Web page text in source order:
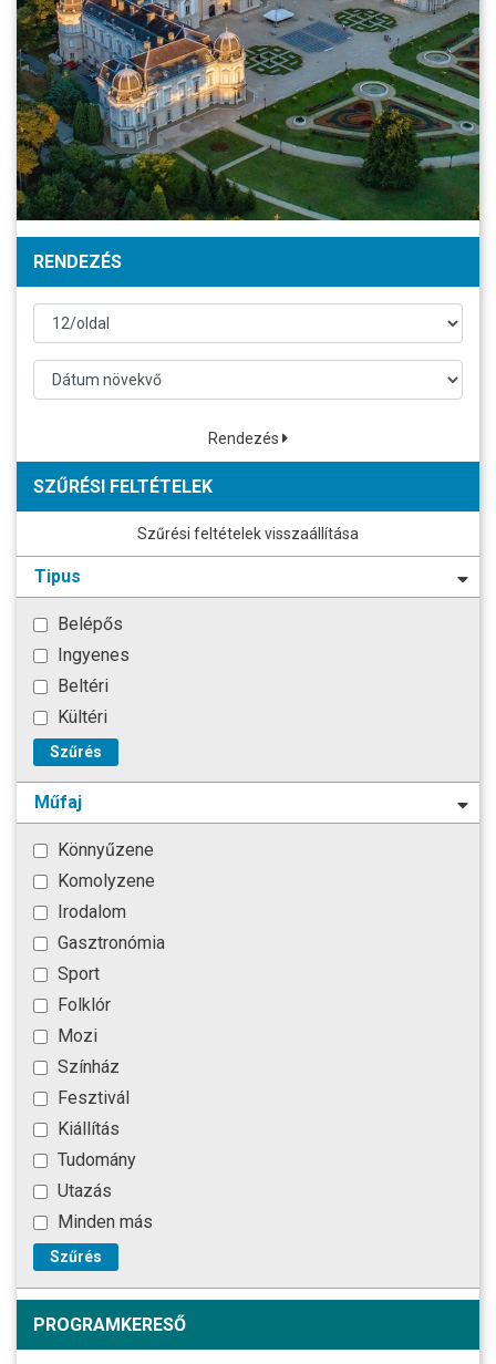
RENDEZÉS
Rendezés
SZŰRÉSI FELTÉTELEK
Szűrési feltételek visszaállítása
Tipus
Belépős
Ingyenes
Beltéri
Kültéri
Szűrés
Műfaj
Könnyűzene
Komolyzene
Irodalom
Gasztronómia
Sport
Folklór
Mozi
Színház
Fesztivál
Kiállítás
Tudomány
Utazás
Minden más
Szűrés
PROGRAMKERESŐ